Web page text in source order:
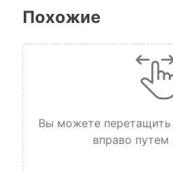
Похожие
Вы можете
вправо путем